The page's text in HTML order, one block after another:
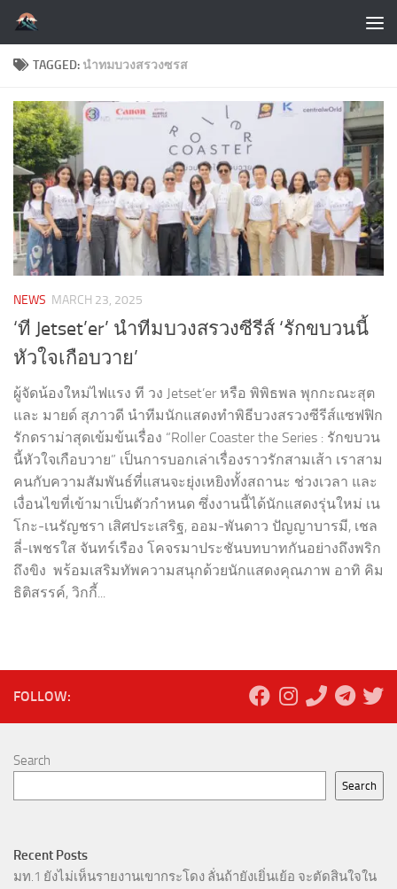
Skip to content
TAGGED: นำทมบวงสรวงซรส
NEWS MARCH 23, 2025
‘ที Jetset’er’ นำทีมบวงสรวงซีรีส์ ‘รักขบวนนี้
หัวใจเกือบวาย’
ผู้จัดน้องใหม่ไฟแรง ที วง Jetset’er หรือ พิพิธพล พุกกะณะสุต
และ มายด์ สุภาวดี นำทีมนักแสดงทำพิธีบวงสรวงซีรีส์แซฟฟิก
รักดราม่าสุดเข้มข้นเรื่อง “Roller Coaster the Series : รักขบวน
นี้หัวใจเกือบวาย” เป็นการบอกเล่าเรื่องราวรักสามเส้า เราสาม
คนกับความสัมพันธ์ที่แสนจะยุ่งเหยิงทั้งสถานะ ช่วงเวลา และ
เงื่อนไขที่เข้ามาเป็นตัวกำหนด ซึ่งงานนี้ได้นักแสดงรุ่นใหม่ เน
โกะ-เนรัญชรา เสิศประเสริฐ, ออม-พันดาว ปัญญาบารมี, เชล
ลี่-เพชรใส จันทร์เรือง โคจรมาประชันบทบาทกันอย่างถึงพริก
ถึงขิง พร้อมเสริมทัพความสนุกด้วยนักแสดงคุณภาพ อาทิ คิม
ธิติสรรค์, วิกกี้...
FOLLOW:
Search
Search
Recent Posts
มท.1 ยังไม่เห็นรายงานเขากระโดง ลั่นถ้ายังเยิ่นเย้อ จะตัดสินใจใน